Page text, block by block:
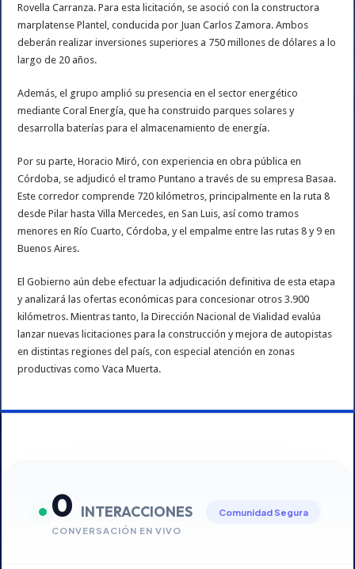
Rovella Carranza. Para esta licitación, se asoció con la constructora
marplatense Plantel, conducida por Juan Carlos Zamora. Ambos
deberán realizar inversiones superiores a 750 millones de dólares a lo
largo de 20 años.
Además, el grupo amplió su presencia en el sector energético
mediante Coral Energía, que ha construido parques solares y
desarrolla baterías para el almacenamiento de energía.
Por su parte, Horacio Miró, con experiencia en obra pública en
Córdoba, se adjudicó el tramo Puntano a través de su empresa Basaa.
Este corredor comprende 720 kilómetros, principalmente en la ruta 8
desde Pilar hasta Villa Mercedes, en San Luis, así como tramos
menores en Río Cuarto, Córdoba, y el empalme entre las rutas 8 y 9 en
Buenos Aires.
El Gobierno aún debe efectuar la adjudicación definitiva de esta etapa
y analizará las ofertas económicas para concesionar otros 3.900
kilómetros. Mientras tanto, la Dirección Nacional de Vialidad evalúa
lanzar nuevas licitaciones para la construcción y mejora de autopistas
en distintas regiones del país, con especial atención en zonas
productivas como Vaca Muerta.
0 INTERACCIONES
CONVERSACIÓN EN VIVO
Comunidad Segura